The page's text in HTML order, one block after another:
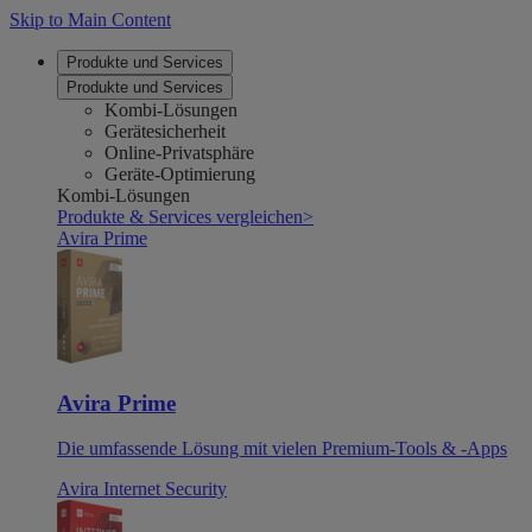
Skip to Main Content
Produkte und Services
Produkte und Services
Kombi-Lösungen
Gerätesicherheit
Online-Privatsphäre
Geräte-Optimierung
Kombi-Lösungen
Produkte & Services vergleichen>
Avira Prime
Avira Prime
Die umfassende Lösung mit vielen Premium-Tools & -Apps
Avira Internet Security